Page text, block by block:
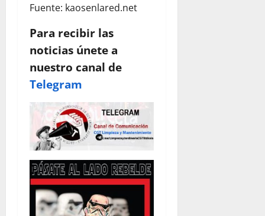
Fuente: kaosenlared.net
Para recibir las
noticias únete a
nuestro canal de
Telegram